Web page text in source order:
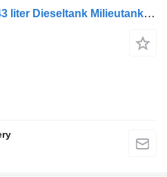
Western IBC Western 2143 liter Dieseltank Milieutank met handpomp